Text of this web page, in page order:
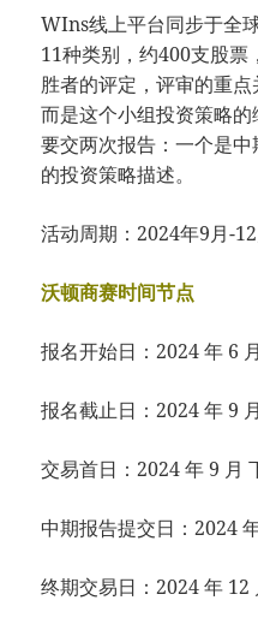
WIns线上平台同步于全
11种类别，约400支股票
胜者的评定，评审的重点
而是这个小组投资策略
要交两次报告：一个是
的投资策略描述。
活动周期：2024年9月-12
沃顿商赛时间节点
报名开始日：2024 年 6
报名截止日：2024 年 9
交易首日：2024 年 9 月
中期报告提交日：2024
终期交易日：2024 年 12